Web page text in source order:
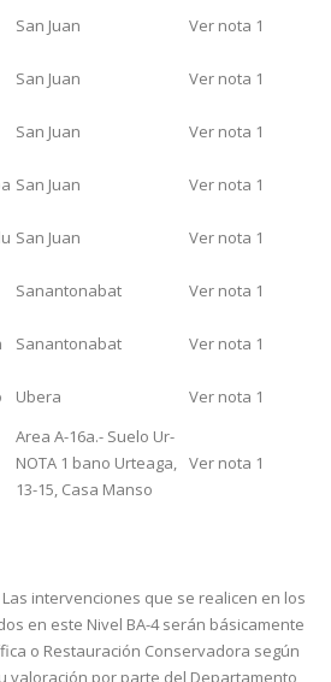
San Juan
Ver nota 1
San Juan
Ver nota 1
San Juan
Ver nota 1
San Juan
Ver nota 1
San Juan
Ver nota 1
Sanantonabat
Ver nota 1
Sanantonabat
Ver nota 1
Ubera Ver nota 1
Area A-16a.- Suelo Ur-
NOTA 1 bano Urteaga,
13-15, Casa Manso
Ver nota 1
intervenciones que se realicen en los
en este Nivel BA-4 serán básicamente
o Restauración Conservadora según
valoración por parte del Departamento